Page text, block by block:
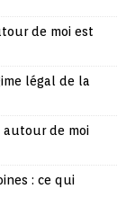
de moi est
légal de la
de moi
: ce qui